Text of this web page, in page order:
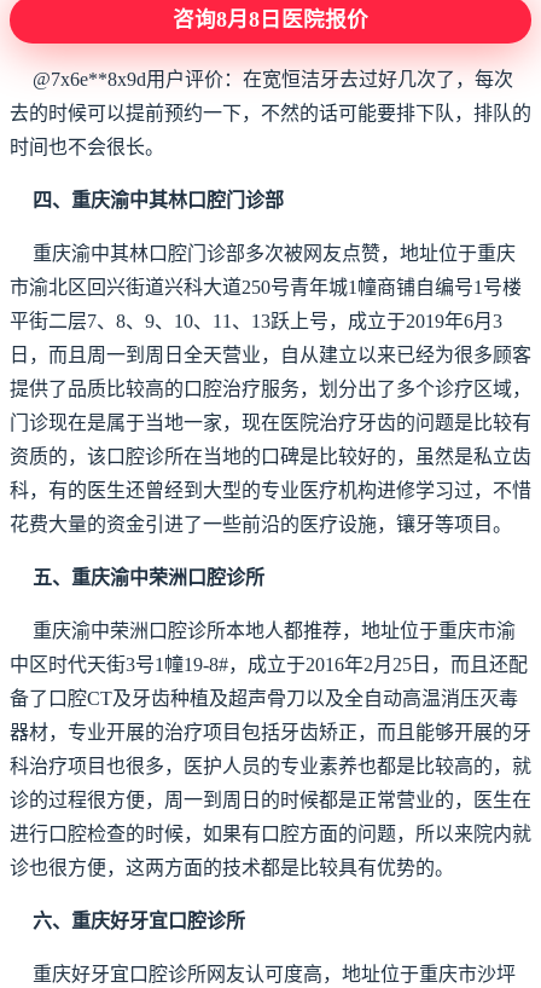
咨询8月8日医院报价
@7x6e**8x9d用户评价：在宽恒洁牙去过好几次了，每次
去的时候可以提前预约一下，不然的话可能要排下队，排队的
时间也不会很长。
四、重庆渝中其林口腔门诊部
重庆渝中其林口腔门诊部多次被网友点赞，地址位于重庆
市渝北区回兴街道兴科大道250号青年城1幢商铺自编号1号楼
平街二层7、8、9、10、11、13跃上号，成立于2019年6月3
日，而且周一到周日全天营业，自从建立以来已经为很多顾客
提供了品质比较高的口腔治疗服务，划分出了多个诊疗区域，
门诊现在是属于当地一家，现在医院治疗牙齿的问题是比较有
资质的，该口腔诊所在当地的口碑是比较好的，虽然是私立齿
科，有的医生还曾经到大型的专业医疗机构进修学习过，不惜
花费大量的资金引进了一些前沿的医疗设施，镶牙等项目。
五、重庆渝中荣洲口腔诊所
重庆渝中荣洲口腔诊所本地人都推荐，地址位于重庆市渝
中区时代天街3号1幢19-8#，成立于2016年2月25日，而且还配
备了口腔CT及牙齿种植及超声骨刀以及全自动高温消压灭毒
器材，专业开展的治疗项目包括牙齿矫正，而且能够开展的牙
科治疗项目也很多，医护人员的专业素养也都是比较高的，就
诊的过程很方便，周一到周日的时候都是正常营业的，医生在
进行口腔检查的时候，如果有口腔方面的问题，所以来院内就
诊也很方便，这两方面的技术都是比较具有优势的。
六、重庆好牙宜口腔诊所
重庆好牙宜口腔诊所网友认可度高，地址位于重庆市沙坪